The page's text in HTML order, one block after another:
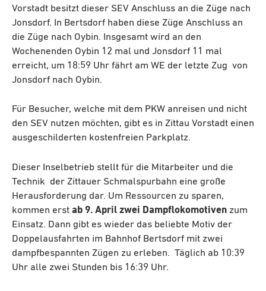
Vorstadt besitzt dieser SEV Anschluss an die Züge nach
Jonsdorf. In Bertsdorf haben diese Züge Anschluss an
die Züge nach Oybin. Insgesamt wird an den
Wochenenden Oybin 12 mal und Jonsdorf 11 mal
erreicht, um 18:59 Uhr fährt am WE der letzte Zug von
Jonsdorf nach Oybin.
Für Besucher, welche mit dem PKW anreisen und nicht
den SEV nutzen möchten, gibt es in Zittau Vorstadt einen
ausgeschilderten kostenfreien Parkplatz.
Dieser Inselbetrieb stellt für die Mitarbeiter und die
Technik der Zittauer Schmalspurbahn eine große
Herausforderung dar. Um Ressourcen zu sparen,
kommen erst ab 9. April zwei Dampflokomotiven zum
Einsatz. Dann gibt es wieder das beliebte Motiv der
Doppelausfahrten im Bahnhof Bertsdorf mit zwei
dampfbespannten Zügen zu erleben. Täglich ab 10:39
Uhr alle zwei Stunden bis 16:39 Uhr.